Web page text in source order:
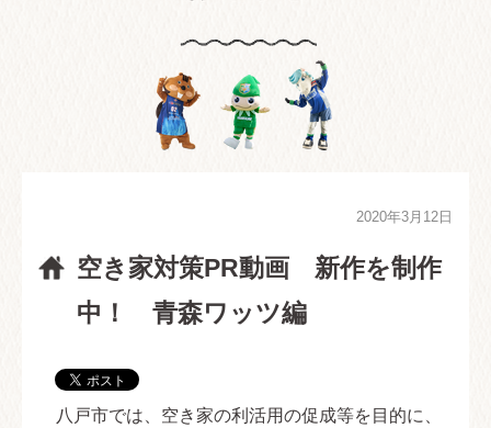
2020年3月12日
空き家対策PR動画 新作を制作
中！ 青森ワッツ編
八戸市では、空き家の利活用の促成等を目的に、